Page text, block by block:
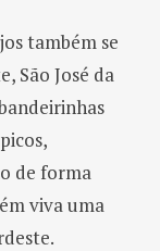
também se
São José da
de forma
viva uma